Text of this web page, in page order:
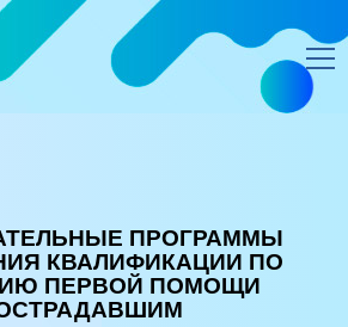
ЭИОС ЛИЧНЫЙ КАБИНЕТ
ПРОГРАММЫ
КВАЛИФИКАЦИИ ПО
ПЕРВОЙ ПОМОЩИ